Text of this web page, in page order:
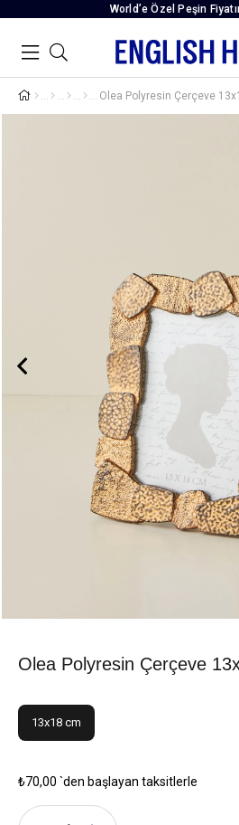
World’e Özel Peşin
Olea Polyresin Çerçeve
Olea Polyresin Çerçeve
13x18 cm
₺70,00 `den başlayan taksitlerle